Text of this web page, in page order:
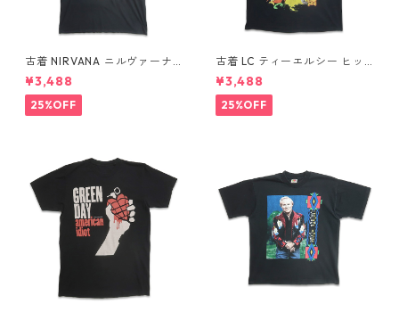
古着 NIRVANA ニルヴァーナ
バンドTシャツ プリントTシャ
ツ スマイル ブラック 表記：M
gd410396n w60806
¥3,488
25%OFF
古着 LC ティーエルシー ヒッ
プホップ ラップ バンドTシャ
ツ プリントTシャツ ブラック
表記：-- gd410370n w608
04
¥3,488
25%OFF